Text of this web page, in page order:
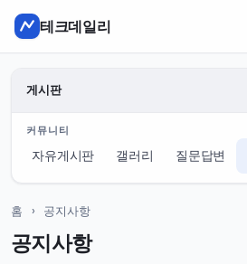
테크데일리
게시판
커뮤니티
자유게시판 갤러리 질문답변
홈 › 공지사항
공지사항